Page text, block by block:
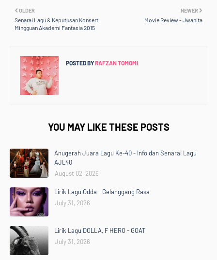
NEWER
Movie Review - Jwanita
OLDER
Senarai Lagu & Keputusan Konsert
Mingguan Akademi Fantasia 2015
POSTED BYRAFZAN TOMOMI
YOU MAY LIKE THESE POSTS
Anugerah Juara Lagu Ke-40 - Info dan Senarai Lagu
AJL40
August 02, 2026
Lirik Lagu Odda - Gelanggang Rasa
July 31, 2026
Lirik Lagu DOLLA, F HERO - GOAT
July 31, 2026